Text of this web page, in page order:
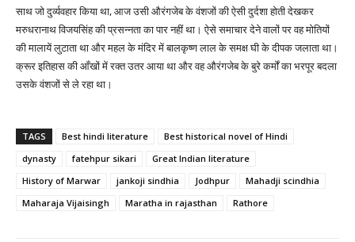
साथ जो दुर्व्यवहार किया था, आज उसी औरंगजेब के वंशजों की ऐसी दुर्दशा होती देखकर
मरुधरानाथ विजयसिंह की प्रसन्नता का पार नहीं था। ऐसे समाचार देने वालों पर वह मोतियों
की मालायें लुटाता था और महल के मंदिर में बालकृष्ण लाल के समक्ष घी के दीपक जलाता था।
क्रूर इतिहास की आँखों में रक्त उतर आया था और वह औरंगजेब के बुरे कर्मों का भरपूर बदला
उसके वंशजों से ले रहा था।
TAGS Best hindi literature
Best historical novel of Hindi
dynasty
fatehpur sikari
Great Indian literature
History of Marwar
jankoji sindhia Jodhpur
Mahadji scindhia
Maharaja Vijaisingh
Maratha in rajasthan Rathore